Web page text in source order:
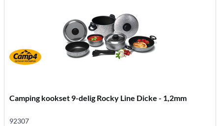
Camping kookset 9-delig Rocky Line Dicke - 1,2mm
92307